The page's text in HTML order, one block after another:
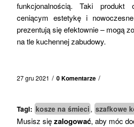
funkcjonalnością. Taki produkt
ceniącym estetykę i
prezentują się efektownie – mogą
na tle kuchennej zabudowy.
27 gru 2021 / 0 Komentarze /
Tagi: kosze na śmieci , szafkowe
Musisz sięzalogować, aby móc